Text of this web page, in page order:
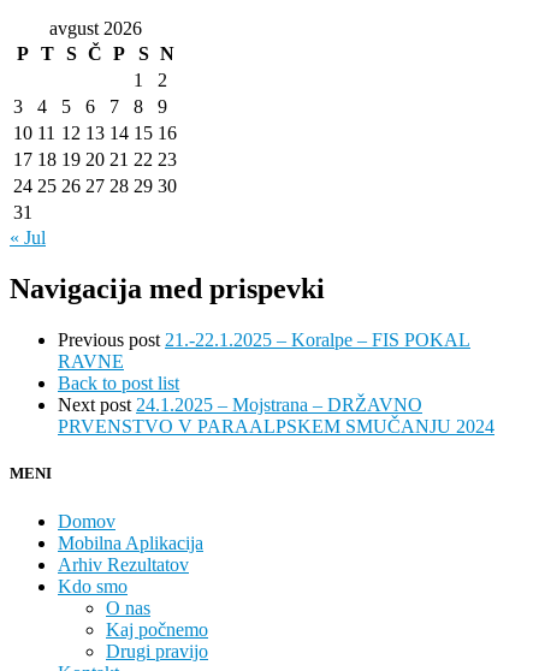
avgust 2026
P T S Č P S N
1
2
3
4 5 6 7 8
9
10 11 12 13 14 15 16
17 18 19 20 21 22 23
24 25 26 27 28 29 30
31
« Jul
Navigacija med prispevki
Previous post 21.-22.1.2025 – Koralpe – FIS POKAL
RAVNE
Back to post list
Next post 24.1.2025 – Mojstrana – DRŽAVNO
PRVENSTVO V PARAALPSKEM SMUČANJU 2024
MENI
Domov
Mobilna Aplikacija
Arhiv Rezultatov
Kdo smo
O nas
Kaj počnemo
Drugi pravijo